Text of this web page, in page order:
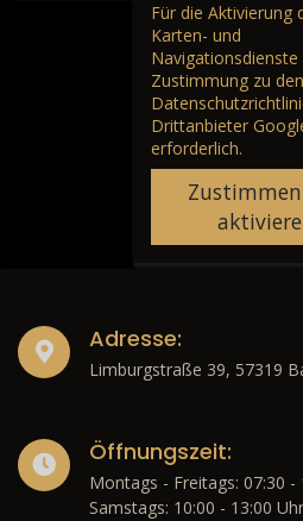
Für die Aktivierung
Karten- und
Navigationsdienste
Zustimmung zu den
Drittanbieter
erforderlich.
Adresse:
Limburgstraße 39, 57319
Öffnungszeit:
Montags - Freitags: 07:30 -
Samstags: 10:00 - 13:00 Uhr